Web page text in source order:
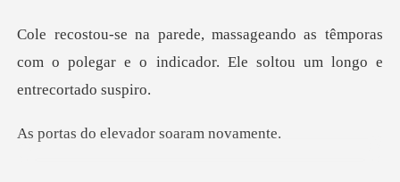
Histórico
Sair
s têmporas
com o polegar e o indicador. E
elevador soar